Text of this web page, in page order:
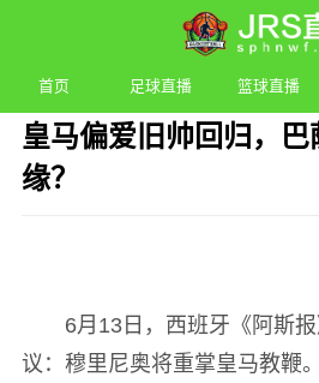
首页 足球直播 篮球直播
皇马偏爱旧帅回归，
缘？
6月13日，西班牙《阿斯报
议：穆里尼奥将重掌皇马教鞭